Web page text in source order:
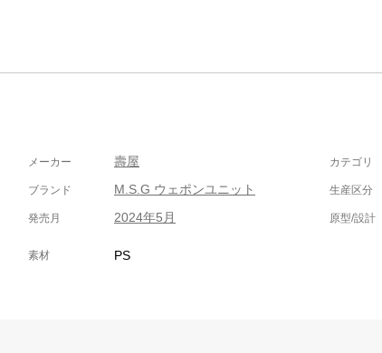
メーカー 壽屋 カテゴリ
ブランド M.S.G ウェポンユニット 生産区分
発売月 2024年5月 原型/設計
素材 PS